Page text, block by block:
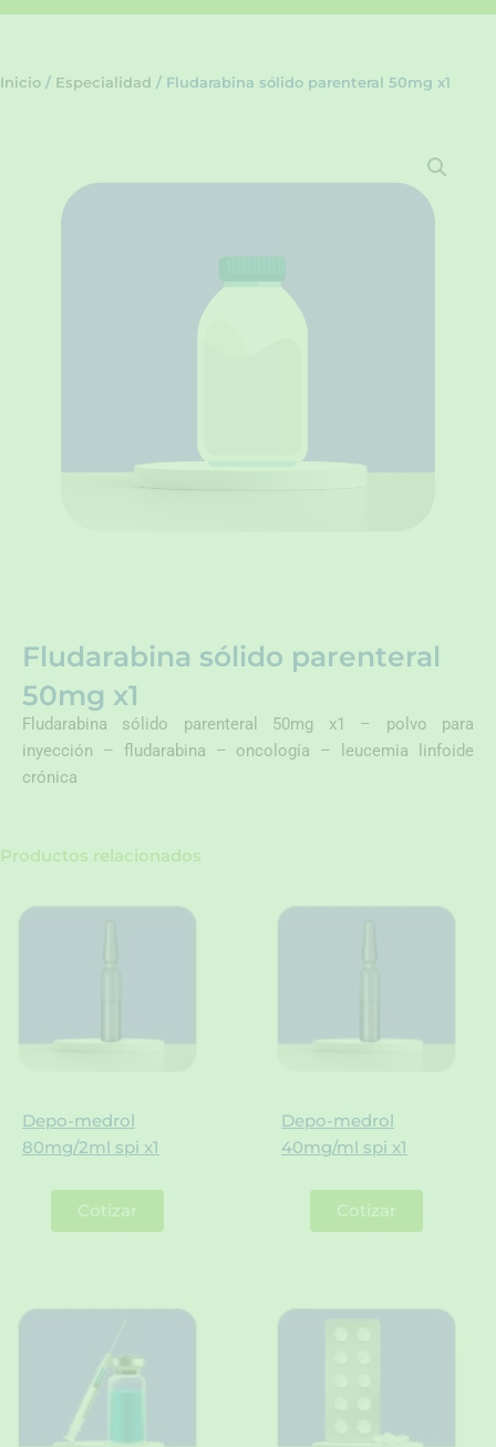
Inicio / Especialidad / Fludarabina sólido parenteral 50mg x1
Fludarabina sólido parenteral
50mg x1
Fludarabina sólido parenteral 50mg x1 – polvo para
inyección – fludarabina – oncología – leucemia linfoide
crónica
Productos relacionados
Depo-medrol
80mg/2ml spi x1
Cotizar
Depo-medrol
40mg/ml spi x1
Cotizar